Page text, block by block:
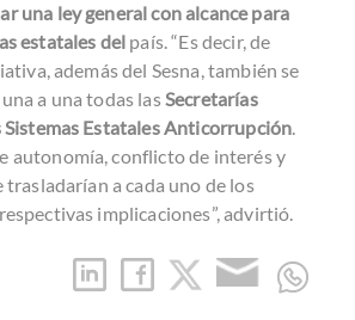
una ley general con alcance para
estatales del país. “Es decir, de
además del Sesna, también se
a una todas lasSecretarías
Sistemas Estatales Anticorrupción.
autonomía, conflicto de interés y
a cada uno de los
implicaciones”, advirtió.